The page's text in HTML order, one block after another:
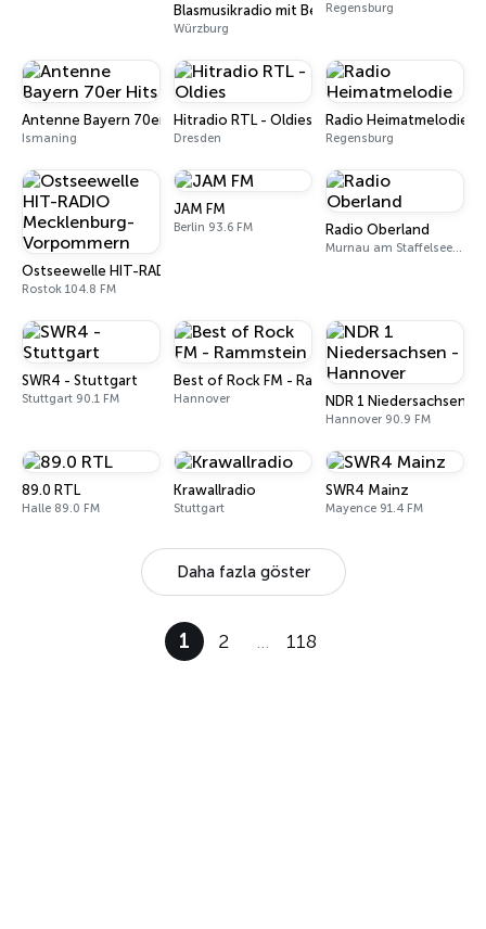
Blasmusikradio mit Bernd
Würzburg
Regensburg
Antenne Bayern 70er Hits
Ismaning
Hitradio RTL - Oldies
Dresden
Radio Heimatmelodie
Regensburg
Ostseewelle HIT-RADIO Mecklenburg-Vorpommern
Rostok 104.8 FM
JAM FM
Berlin 93.6 FM Radio Oberland
Murnau am Staffelsee 97.5 FM
SWR4 - Stuttgart
Stuttgart 90.1 FM
Best of Rock FM - Rammstein
Hannover NDR 1 Niedersachsen -
Hannover 90.9 FM
89.0 RTL
Halle 89.0 FM
Krawallradio
Stuttgart
SWR4 Mainz
Mayence 91.4 FM
Daha fazla göster
1 2 … 118